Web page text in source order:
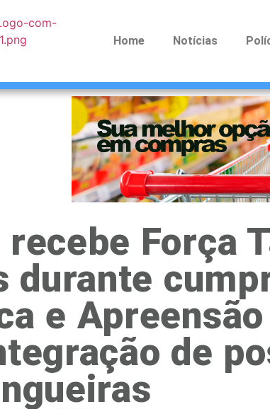
Home Notícias
recebe Força
durante
e
de